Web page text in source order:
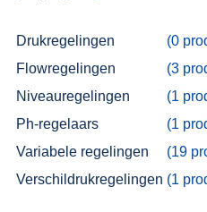
Drukregelingen
(0
Flowregelingen
(3
Niveauregelingen
(1
Ph-regelaars
(1
Variabele regelingen
(19
Verschildrukregelingen (1